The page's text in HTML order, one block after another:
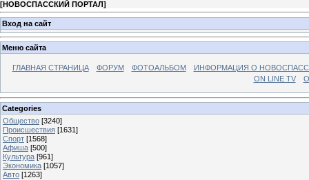
[НОВОСПАССКИЙ ПОРТАЛ]
Вход на сайт
Меню сайта
ГЛАВНАЯ СТРАНИЦА ФОРУМ ФОТОАЛЬБОМ
ИНФОРМАЦИЯ О
ON LINE TV
Categories
Общество [3240]
Происшествия [1631]
Спорт [1568]
Афиша [500]
Культура [961]
Экономика [1057]
Авто [1263]